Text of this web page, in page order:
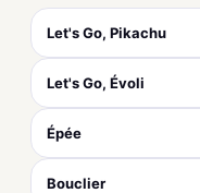
Let's Go, Pikachu
Let's Go, Évoli
Épée
Bouclier